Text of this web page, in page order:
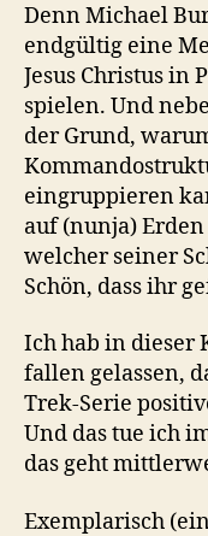
Denn Michael
endgültig eine
Jesus Christus in
spielen. Und
der Grund,
eingruppieren
auf (nunja)
welcher seiner
Schön, dass ihr
Ich hab in dieser
fallen gelassen,
Trek-Serie
Und das tue ich
das geht
Exemplarisch